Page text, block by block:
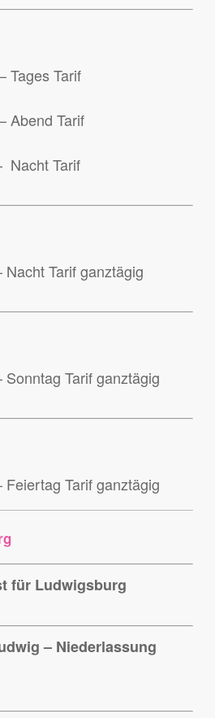
Tages Tarif
Abend Tarif
Nacht Tarif
Tarif ganztägig
Tarif ganztägig
Tarif ganztägig
für Ludwigsburg
– Niederlassung